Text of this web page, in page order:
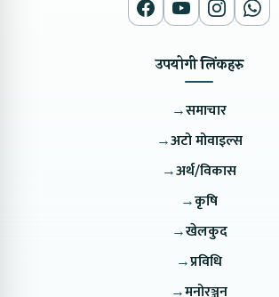
उपयोगी लिंकहरु
→समाचार
→अटो मोवाइल्स
→अर्थ/विकास
→कृषि
→खेलकुद
→प्रविधि